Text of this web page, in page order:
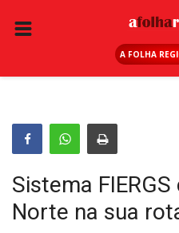
A FOLHA
ANUNCIE AQUI
ESPORTE
REGIÃO
SAÚDE
Sistema
Norte na sua